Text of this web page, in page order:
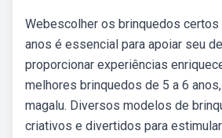
Webescolher os brinquedos certos
anos é essencial para apoiar seu
proporcionar experiências
melhores brinquedos de 5 a 6
magalu. Diversos modelos de
criativos e divertidos para